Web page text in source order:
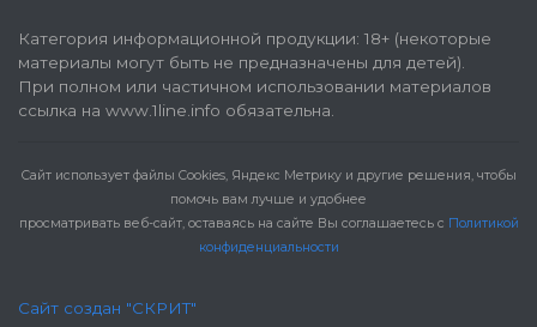
Категория информационной продукции: 18+ (некоторые
материалы могут быть не предназначены для детей).
При полном или частичном использовании материалов
ссылка на www.1line.info обязательна.
Cайт использует файлы Cookies, Яндекс Метрику и другие решения, чтобы
помочь вам лучше и удобнее
просматривать веб-сайт, оставаясь на сайте Вы соглашаетесь с Политикой
конфиденциальности
Сайт создан "СКРИТ"